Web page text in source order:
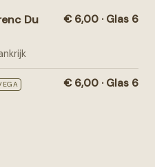
Du
€ 6,00 · Glas 6
€ 6,00 · Glas 6